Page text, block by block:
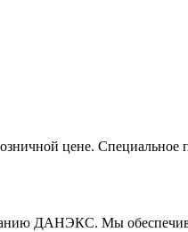
цене.
ДАНЭКС. Мы